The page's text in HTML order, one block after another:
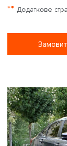
** Додаткове